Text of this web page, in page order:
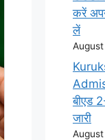
करें
लें
बीएड
जारी